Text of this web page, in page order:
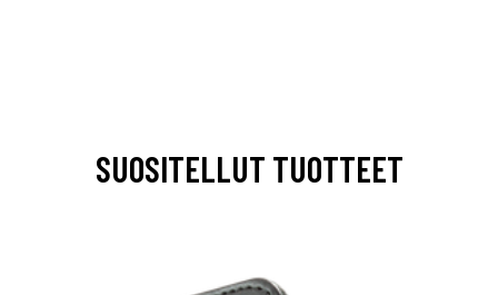
SUOSITELLUT TUOTTEET